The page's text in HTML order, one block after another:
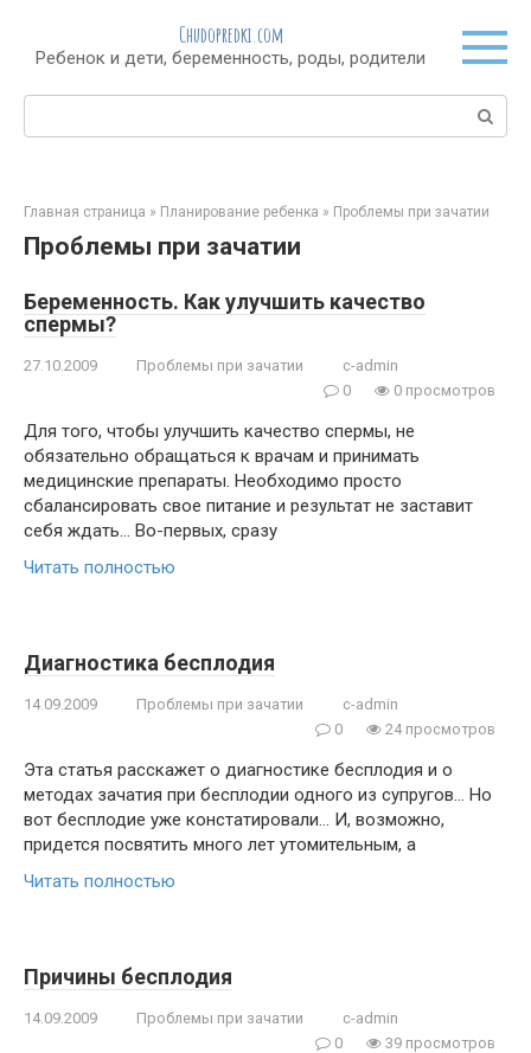
контенту
Chudopredki.com
Ребенок и дети, беременность, роды, родители
Поиск:
Главная страница » Планирование ребенка » Проблемы при зачатии
Проблемы при зачатии
Беременность. Как улучшить качество
спермы?
27.10.2009 Проблемы при зачатии
c-admin
0
0 просмотров
Для того, чтобы улучшить качество спермы, не
обязательно обращаться к врачам и принимать
медицинские препараты. Необходимо просто
сбалансировать свое питание и результат не заставит
себя ждать… Во-первых, сразу
Читать полностью
Диагностика бесплодия
14.09.2009 Проблемы при зачатии
c-admin
0
24 просмотров
Эта статья расскажет о диагностике бесплодия и о
методах зачатия при бесплодии одного из супругов… Но
вот бесплодие уже констатировали… И, возможно,
придется посвятить много лет утомительным, а
Читать полностью
Причины бесплодия
14.09.2009 Проблемы при зачатии
c-admin
0
39 просмотров